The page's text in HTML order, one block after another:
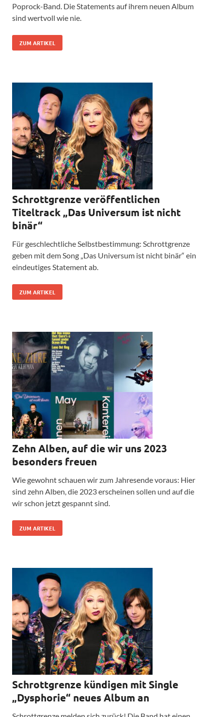
Poprock-Band. Die Statements auf ihrem neuen Album
sind wertvoll wie nie.
ZUM ARTIKEL
Schrottgrenze veröffentlichen
Titeltrack „Das Universum ist nicht
binär“
Für geschlechtliche Selbstbestimmung: Schrottgrenze
geben mit dem Song „Das Universum ist nicht binär“ ein
eindeutiges Statement ab.
ZUM ARTIKEL
Zehn Alben, auf die wir uns 2023
besonders freuen
Wie gewohnt schauen wir zum Jahresende voraus: Hier
sind zehn Alben, die 2023 erscheinen sollen und auf die
wir schon jetzt gespannt sind.
ZUM ARTIKEL
Schrottgrenze kündigen mit Single
„Dysphorie“ neues Album an